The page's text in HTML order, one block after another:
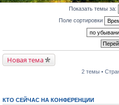
Показать темы за:
Поле сортировки
Новая тема
2 темы •
КТО СЕЙЧАС НА КОНФЕРЕНЦИИ